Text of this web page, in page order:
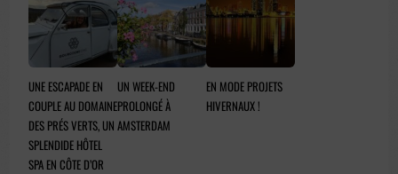
UNE ESCAPADE EN
COUPLE AU DOMAINE
DES PRÉS VERTS, UN
SPLENDIDE HÔTEL
SPA EN CÔTE D’OR
UN WEEK-END
PROLONGÉ À
AMSTERDAM
EN MODE PROJETS
HIVERNAUX !